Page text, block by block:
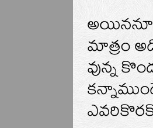
అయిననూ
మాత్రం
వున్న